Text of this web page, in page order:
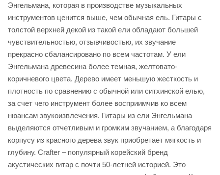
Энгельмана, которая в производстве музыкальных
инструментов ценится выше, чем обычная ель. Гитары с
толстой верхней декой из такой ели обладают большей
чувствительностью, отзывчивостью, их звучание
прекрасно сбалансировано по всем частотам. У ели
Энгельмана древесина более темная, желтовато-
коричневого цвета. Дерево имеет меньшую жесткость и
плотность по сравнению с обычной или ситхинской елью,
за счет чего инструмент более восприимчив ко всем
нюансам звукоизвлечения. Гитары из ели Энгельмана
выделяются отчетливым и громким звучанием, а благодаря
корпусу из красного дерева звук приобретает мягкость и
глубину. Crafter – популярный корейский бренд
акустических гитар с почти 50-летней историей. Это